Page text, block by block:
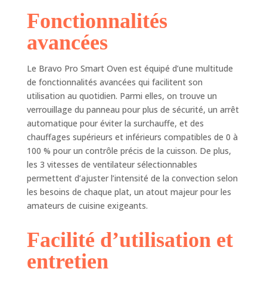
graisse en moins
lorsque vous utilisez
traditionnelle. Testé
contre les frites
coupées à la main.
Sélectionnez le don
de toasts : les toasts
et les bagels sont
faits comme vous le
souhaitez avec un
sélecteur d'obscurité
pour bien le faire.
Personnalisez votre
four à pizza : ajustez
et inférieur de 0 à
Fonctionnalités
avancées
Le Bravo Pro Smart Oven est équipé d’une multitude
de fonctionnalités avancées qui facilitent son
utilisation au quotidien. Parmi elles, on trouve un
verrouillage du panneau pour plus de sécurité, un arrêt
automatique pour éviter la surchauffe, et des
chauffages supérieurs et inférieurs compatibles de 0 à
100 % pour un contrôle précis de la cuisson. De plus,
les 3 vitesses de ventilateur sélectionnables
permettent d’ajuster l’intensité de la convection selon
les besoins de chaque plat, un atout majeur pour les
amateurs de cuisine exigeants.
Facilité d’utilisation et
entretien